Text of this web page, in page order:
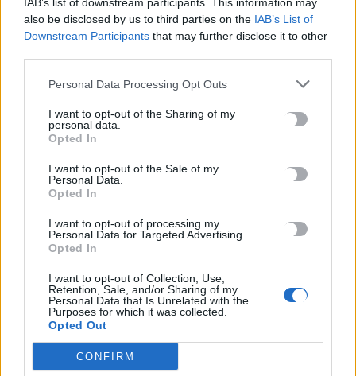
also be disclosed by us to third parties on the IAB’s List of
Downstream Participants that may further disclose it to other
Personal Data Processing Opt Outs
I want to opt-out of the Sharing of my
personal data.
Opted In
I want to opt-out of the Sale of my
Personal Data.
Opted In
I want to opt-out of processing my
Personal Data for Targeted Advertising.
Opted In
I want to opt-out of Collection, Use,
Retention, Sale, and/or Sharing of my
Personal Data that Is Unrelated with the
Purposes for which it was collected.
Opted Out
CONFIRM
Σοκαριστικές αποκαλύψεις του FBI μετά το Μουντιάλ: «Θα
ανατινάξω τον Μέσι με τέσσερις βόμβες»
7 Αυγούστου, 2026
κακοποίηση δύο ανήλικων μαθητών της
7 Αυγούστου, 2026
Το Ελληνικό Μεσογειακό Πανεπιστήμιο εκδίδει ηλεκτρονικά
Κυριακού»
7 Αυγούστου, 2026
ΔΕΕΠ (ΝΟΔΕ) Ηρακλείου: Με έργα η κυβέρνηση Μητσοτάκη
οδηγεί την Κρήτη στο μέλλον
7 Αυγούστου, 2026
Ρέθυμνο: Φωτιά σε διαμέρισμα – Απεγκλωβίστηκε ένα άτομο